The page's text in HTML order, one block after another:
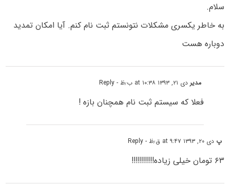
سلام.
به خاطر یکسری مشکلات نتونستم ثبت نام کنم. آیا امکان تمدید
دوباره هست
مدیردی ۲۱, ۱۳۹۳ at ۱۰:۳۸ ب٫ظ - Reply
فعلا که سیستم ثبت نام همچنان بازه !
پ دی ۲۰, ۱۳۹۳ at ۹:۴۷ ق٫ظ - Reply
۶۳ تومان خیلی زیاده!!!!!!!!!!!